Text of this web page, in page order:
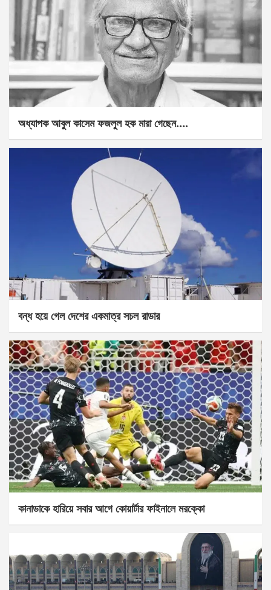
অধ্যাপক আবুল কাসেম ফজলুল হক মারা গেছেন….
বন্ধ হয়ে গেল দেশের একমাত্র সচল রাডার
কানাডাকে হারিয়ে সবার আগে কোয়ার্টার ফাইনালে মরক্কো